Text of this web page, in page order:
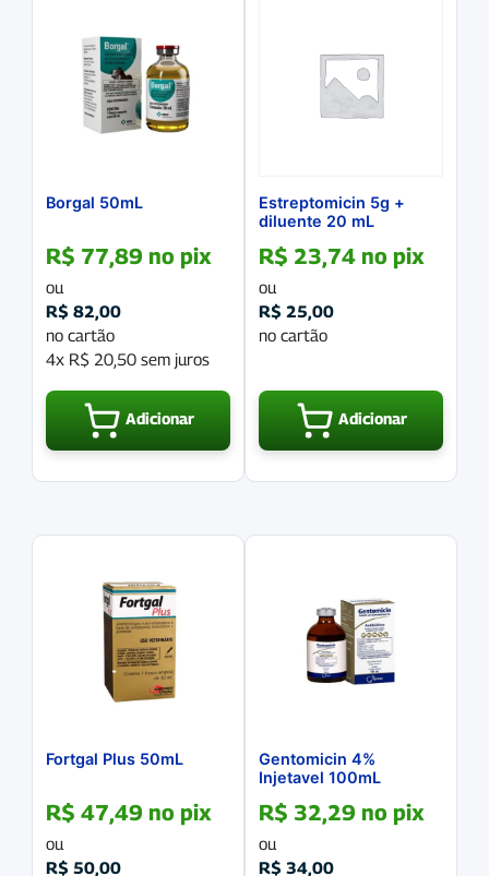
Borgal 50mL
R$ 77,89 no pix
ou
R$ 82,00
no cartão
4x R$ 20,50 sem juros
Adicionar
Estreptomicin 5g +
diluente 20 mL
R$ 23,74 no pix
ou
R$ 25,00
no cartão
Adicionar
Fortgal Plus 50mL
R$ 47,49 no pix
ou
R$ 50,00
Gentomicin 4%
Injetavel 100mL
R$ 32,29 no pix
ou
R$ 34,00